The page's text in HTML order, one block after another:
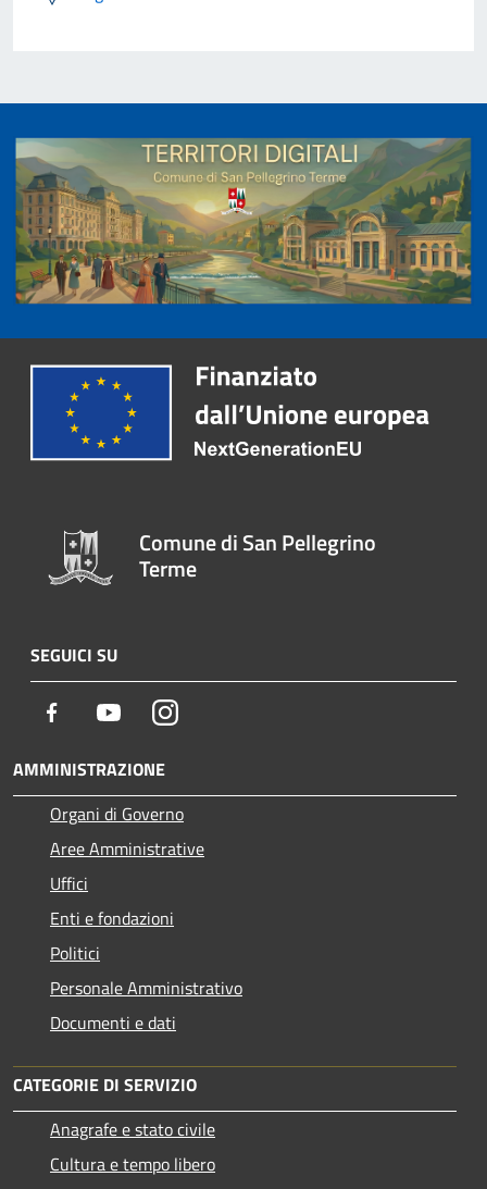
Comune di San Pellegrino
Terme
SEGUICI SU
Facebook YoutubeInstagram
AMMINISTRAZIONE
Organi di Governo
Aree Amministrative
Uffici
Enti e fondazioni
Politici
Personale Amministrativo
Documenti e dati
CATEGORIE DI SERVIZIO
Anagrafe e stato civile
Cultura e tempo libero